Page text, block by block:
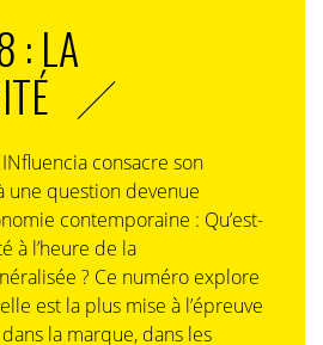
: LA
INfluencia consacre son
une question devenue
contemporaine : Qu’est-
à l’heure de la
? Ce numéro explore
est la plus mise à l’épreuve
la marque, dans les